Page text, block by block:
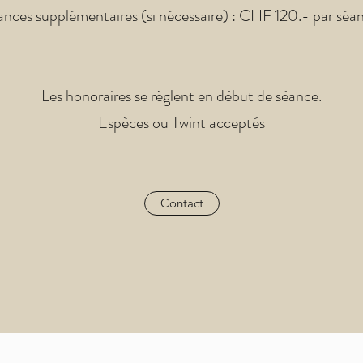
supplémentaires (si nécessaire) : CHF 120.- par
Les honoraires se règlent en début de séance.
Espèces ou Twint acceptés
Contact